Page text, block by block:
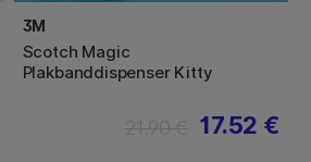
3M
Scotch Magic
Plakbanddispenser Kitty
17.52 €